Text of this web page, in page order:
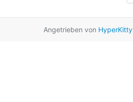
Angetrieben von HyperKitty